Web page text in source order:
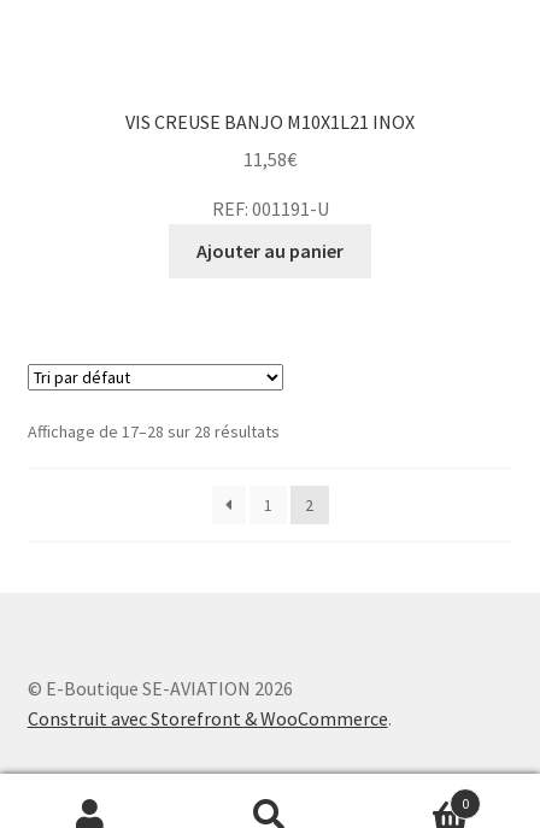
VIS CREUSE BANJO M10X1L21 INOX
11,58€
REF: 001191-U
Ajouter au panier
Affichage de 17–28 sur 28 résultats
1 2
© E-Boutique SE-AVIATION 2026
Construit avec Storefront & WooCommerce.
0